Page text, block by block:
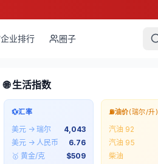
企业排行 圈子
🌐 生活指数
💱汇率
美元 → 瑞尔
4,043
美元 → 人民币
6.76
🥇 黄金/克
$509
⛽油价(瑞尔/升)
汽油 92
汽油 95
柴油